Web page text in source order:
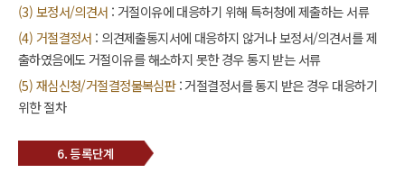
(3) 보정서/의견서 : 거절이유에 대응하기 위해 특허청에 제출하는 서류
(4) 거절결정서 : 의견제출통지서에 대응하지 않거나 보정서/의견서를 제
출하였음에도 거절이유를 해소하지 못한 경우 통지 받는 서류
(5) 재심신청/거절결정불복심판: 거절결정서를 통지 받은 경우 대응하기
위한 절차
6. 등록단계